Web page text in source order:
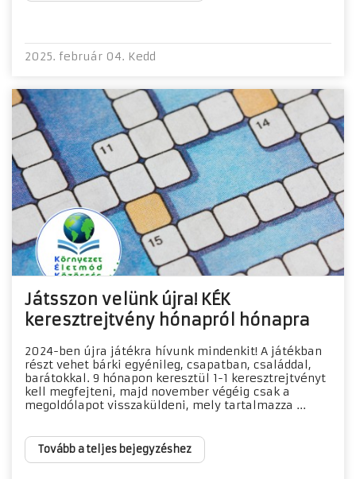
2025. február 04. Kedd
Játsszon velünk újra! KÉK
keresztrejtvény hónapról hónapra
2024-ben újra játékra hívunk mindenkit! A játékban
részt vehet bárki egyénileg, csapatban, családdal,
barátokkal. 9 hónapon keresztül 1-1 keresztrejtvényt
kell megfejteni, majd november végéig csak a
megoldólapot visszaküldeni, mely tartalmazza ...
Tovább a teljes bejegyzéshez